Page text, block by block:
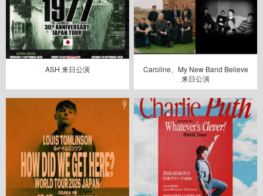
ASH 来日公演
Caroline、My New Band Believe
来日公演